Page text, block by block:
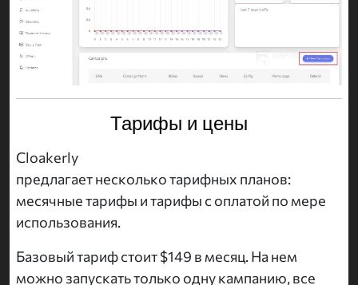
Тарифы и цены
Cloakerly
предлагает несколько тарифных планов:
месячные тарифы и тарифы с оплатой по мере
использования.
Базовый тариф стоит $149 в месяц. На нем
можно запускать только одну кампанию, все